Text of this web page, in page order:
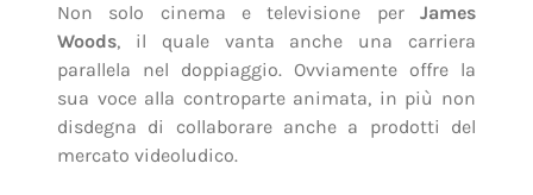
Non solo cinema e televisione perJames
Woods, il quale vanta anche una carriera
parallela nel doppiaggio. Ovviamente offre la
sua voce alla controparte animata, in più non
disdegna di collaborare anche a prodotti del
mercato videoludico.